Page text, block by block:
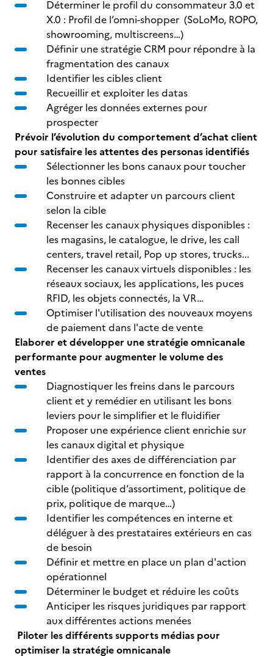
Déterminer le profil du consommateur 3.0 et
X.0 : Profil de l’omni-shopper (SoLoMo, ROPO,
showrooming, multiscreens…)
Définir une stratégie CRM pour répondre à la
fragmentation des canaux
Identifier les cibles client
Recueillir et exploiter les datas
Agréger les données externes pour
prospecter
Prévoir l’évolution du comportement d’achat client
pour satisfaire les attentes des personas identifiés
Sélectionner les bons canaux pour toucher
les bonnes cibles
Construire et adapter un parcours client
selon la cible
Recenser les canaux physiques disponibles :
les magasins, le catalogue, le drive, les call
centers, travel retail, Pop up stores, trucks...
Recenser les canaux virtuels disponibles : les
réseaux sociaux, les applications, les puces
RFID, les objets connectés, la VR…
Optimiser l'utilisation des nouveaux moyens
de paiement dans l'acte de vente
Elaborer et développer une stratégie omnicanale
performante pour augmenter le volume des
ventes
Diagnostiquer les freins dans le parcours
client et y remédier en utilisant les bons
leviers pour le simplifier et le fluidifier
Proposer une expérience client enrichie sur
les canaux digital et physique
Identifier des axes de différenciation par
rapport à la concurrence en fonction de la
cible (politique d’assortiment, politique de
prix, politique de marque…)
Identifier les compétences en interne et
déléguer à des prestataires extérieurs en cas
de besoin
Définir et mettre en place un plan d'action
opérationnel
Déterminer le budget et réduire les coûts
Anticiper les risques juridiques par rapport
aux différentes actions menées
Piloter les différents supports médias pour
optimiser la stratégie omnicanale